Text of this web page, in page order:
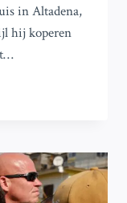
in Altadena,
hij koperen